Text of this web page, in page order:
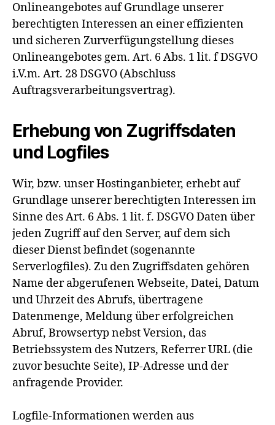
Onlineangebotes auf Grundlage unserer
berechtigten Interessen an einer effizienten
und sicheren Zurverfügungstellung dieses
Onlineangebotes gem. Art. 6 Abs. 1 lit. f DSGVO
i.V.m. Art. 28 DSGVO (Abschluss
Auftragsverarbeitungsvertrag).
Erhebung von Zugriffsdaten
und Logfiles
Wir, bzw. unser Hostinganbieter, erhebt auf
Grundlage unserer berechtigten Interessen im
Sinne des Art. 6 Abs. 1 lit. f. DSGVO Daten über
jeden Zugriff auf den Server, auf dem sich
dieser Dienst befindet (sogenannte
Serverlogfiles). Zu den Zugriffsdaten gehören
Name der abgerufenen Webseite, Datei, Datum
und Uhrzeit des Abrufs, übertragene
Datenmenge, Meldung über erfolgreichen
Abruf, Browsertyp nebst Version, das
Betriebssystem des Nutzers, Referrer URL (die
zuvor besuchte Seite), IP-Adresse und der
anfragende Provider.
Logfile-Informationen werden aus